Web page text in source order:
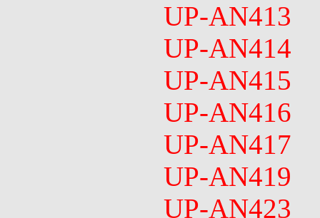
UP-AN413
UP-AN414
UP-AN415
UP-AN416
UP-AN417
UP-AN419
UP-AN423